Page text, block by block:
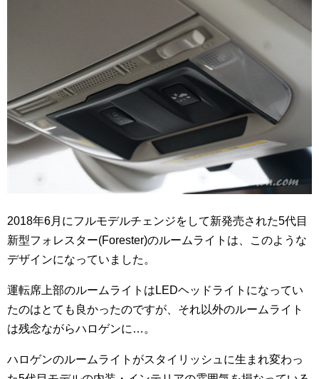
2018年6月にフルモデルチェンジをして新発売された5代目
新型フォレスター(Forester)のルームライトは、このような
デザインになっていました。
運転席上部のルームライトはLEDヘッドライトになってい
たのはとても良かったのですが、それ以外のルームライト
は残念ながらハロゲンに…。
ハロゲンのルームライトがスタイリッシュに生まれ変わっ